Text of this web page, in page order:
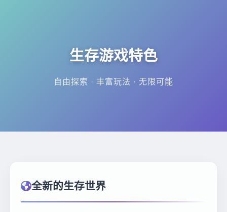
生存游戏特色
自由探索 · 丰富玩法 · 无限可能
全新的生存世界